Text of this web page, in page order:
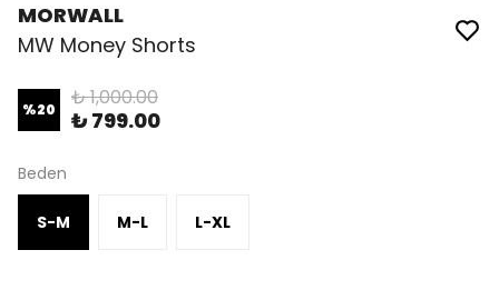
MORWALL
MW Money Shorts
%20 ₺ 1,000.00
₺ 799.00
Beden
S-M M-L L-XL